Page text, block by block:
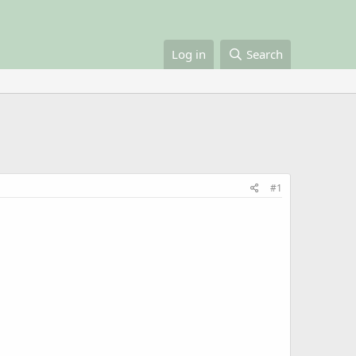
Log in Search
#1